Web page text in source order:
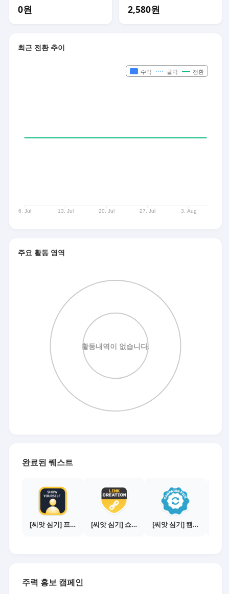
0원 2,580원
최근 전환 추이
주요 활동 영역
완료된 퀘스트
[씨앗 심기] 프로필 사진 등록하기 [씨앗 심기] 쇼핑몰 링크 발급하기 - 제휴몰 10곳 [씨앗 심기] 캠페인 전환하기
주력 홍보 캠페인